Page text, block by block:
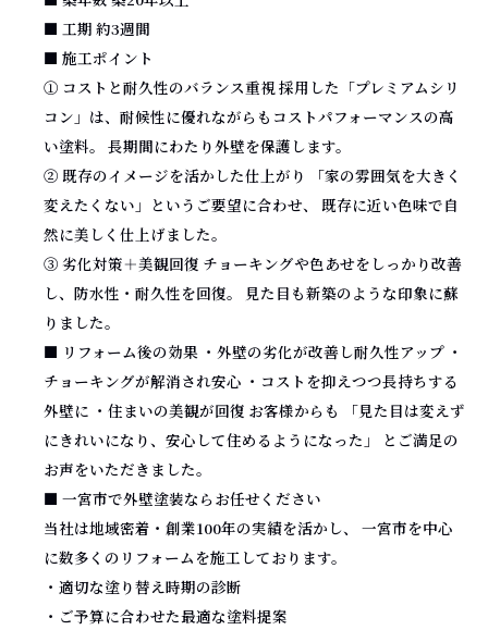
■ 工期 約3週間
■ 施工ポイント
① コストと耐久性のバランス重視 採用した「プレミアムシリ
コン」は、耐候性に優れながらもコストパフォーマンスの高
い塗料。 長期間にわたり外壁を保護します。
② 既存のイメージを活かした仕上がり 「家の雰囲気を大きく
変えたくない」というご要望に合わせ、 既存に近い色味で自
然に美しく仕上げました。
③ 劣化対策＋美観回復 チョーキングや色あせをしっかり改善
し、防水性・耐久性を回復。 見た目も新築のような印象に蘇
りました。
■ リフォーム後の効果 ・外壁の劣化が改善し耐久性アップ ・
チョーキングが解消され安心 ・コストを抑えつつ長持ちする
外壁に ・住まいの美観が回復 お客様からも 「見た目は変えず
にきれいになり、安心して住めるようになった」 とご満足の
お声をいただきました。
■ 一宮市で外壁塗装ならお任せください
当社は地域密着・創業100年の実績を活かし、 一宮市を中心
に数多くのリフォームを施工しております。
・適切な塗り替え時期の診断
・ご予算に合わせた最適な塗料提案